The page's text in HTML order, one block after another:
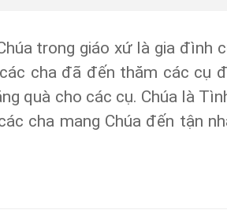
trong giáo xứ là gia đình
cha đã đến thăm các cụ
quà cho các cụ. Chúa là
cha mang Chúa đến tận